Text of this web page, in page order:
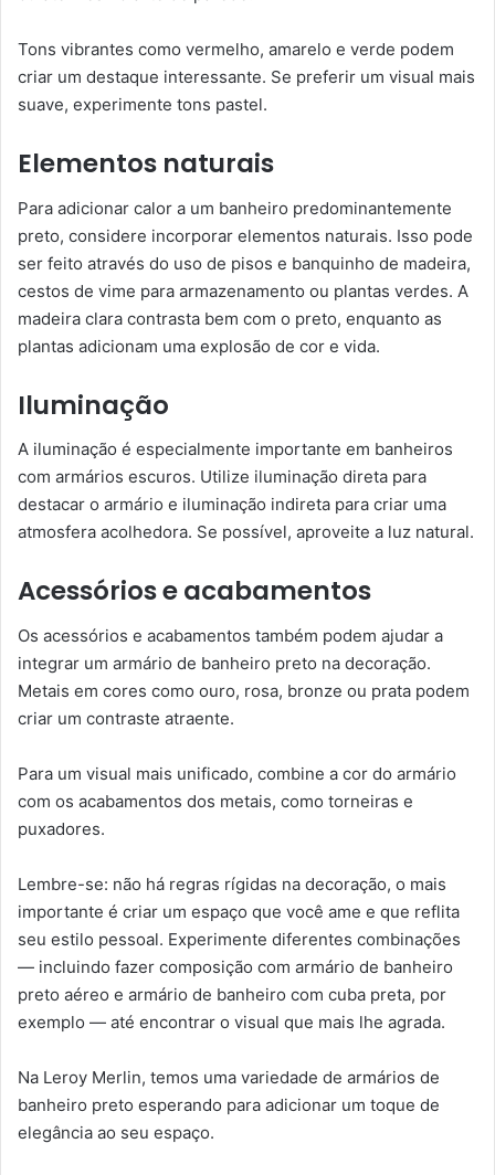
Tons vibrantes como vermelho, amarelo e verde podem
criar um destaque interessante. Se preferir um visual mais
suave, experimente tons pastel.
Elementos naturais
Para adicionar calor a um banheiro predominantemente
preto, considere incorporar elementos naturais. Isso pode
ser feito através do uso de pisos e banquinho de madeira,
cestos de vime para armazenamento ou plantas verdes. A
madeira clara contrasta bem com o preto, enquanto as
plantas adicionam uma explosão de cor e vida.
Iluminação
A iluminação é especialmente importante em banheiros
com armários escuros. Utilize iluminação direta para
destacar o armário e iluminação indireta para criar uma
atmosfera acolhedora. Se possível, aproveite a luz natural.
Acessórios e acabamentos
Os acessórios e acabamentos também podem ajudar a
integrar um armário de banheiro preto na decoração.
Metais em cores como ouro, rosa, bronze ou prata podem
criar um contraste atraente.
Para um visual mais unificado, combine a cor do armário
com os acabamentos dos metais, como torneiras e
puxadores.
Lembre-se: não há regras rígidas na decoração, o mais
importante é criar um espaço que você ame e que reflita
seu estilo pessoal. Experimente diferentes combinações
— incluindo fazer composição com armário de banheiro
preto aéreo e armário de banheiro com cuba preta, por
exemplo — até encontrar o visual que mais lhe agrada.
Na Leroy Merlin, temos uma variedade de armários de
banheiro preto esperando para adicionar um toque de
elegância ao seu espaço.